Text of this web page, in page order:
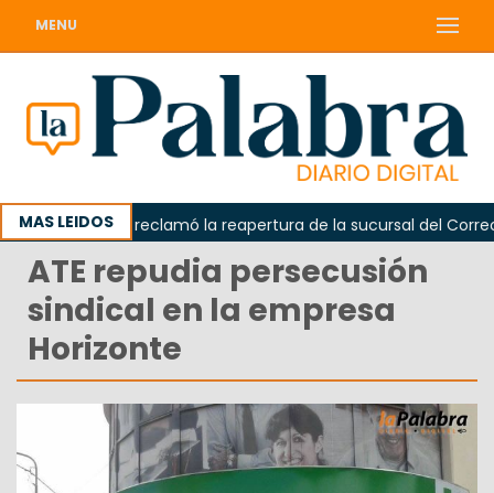
MENU
MAS LEIDOS
Odarda reclamó la reapertura de la sucursal del Correo
ATE repudia persecusión
sindical en la empresa
Horizonte